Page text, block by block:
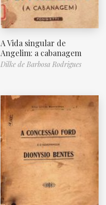
A Vida singular de
Angelim: a cabanagem
Dilke de Barbosa Rodrigues